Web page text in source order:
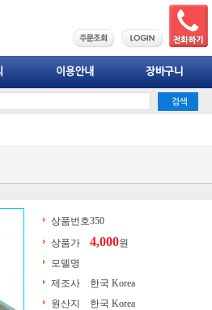
상품번호350
상품가
4,000원
모델명
제조사
한국 Korea
원산지
한국 Korea